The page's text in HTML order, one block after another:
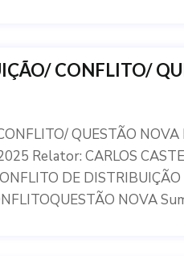
CONFLITO/
QUESTÃO
Relator: CARLOS
DE
NOVA